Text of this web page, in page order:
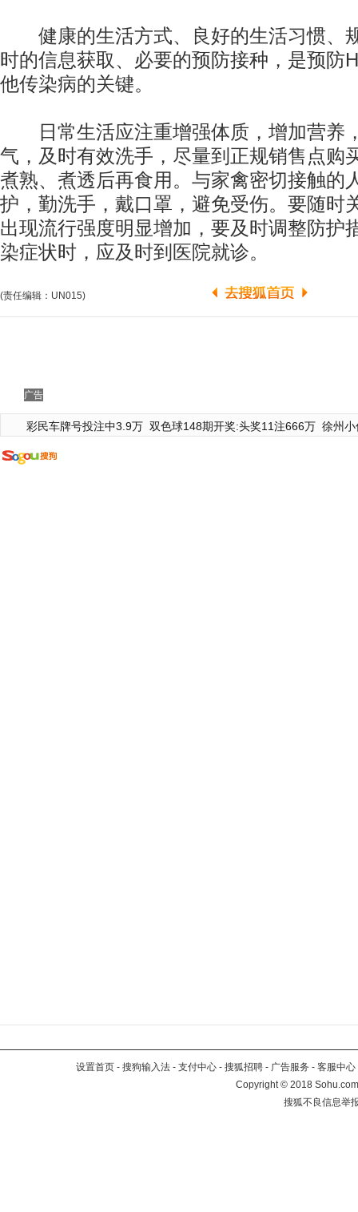
健康的生活方式、良好的生活习惯、
时的信息获取、必要的预防接种，是预防
他传染病的关键。
日常生活应注重增强体质，增加营养
气，及时有效洗手，尽量到正规销售点购
煮熟、煮透后再食用。与家禽密切接触的
护，勤洗手，戴口罩，避免受伤。要随时
出现流行强度明显增加，要及时调整防护
染症状时，应及时到医院就诊。
(责任编辑：UN015)
广告
彩民车牌号投注中3.9万 双色球148期开奖:头奖11注666万 徐州
设置首页 - 搜狗输入法 - 支付中心 - 搜狐招聘 - 广告服务 - 客服中心
Copyright©2018
搜狐不良信息举